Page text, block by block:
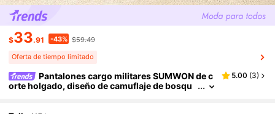
$33.91 -43% $59.49
Oferta de tiempo limitado
Pantalones cargo militares SUMWON de c
orte holgado, diseño de camuflaje de bosqu
5.00 (3)